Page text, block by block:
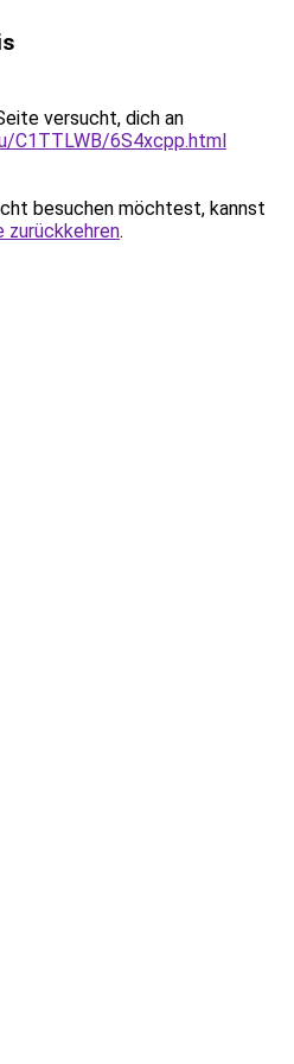
versucht, dich an
C1TTLWB/6S4xcpp.html
besuchen möchtest, kannst
zurückkehren.